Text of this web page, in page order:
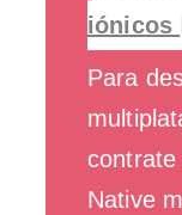
iónicos
Para
Native